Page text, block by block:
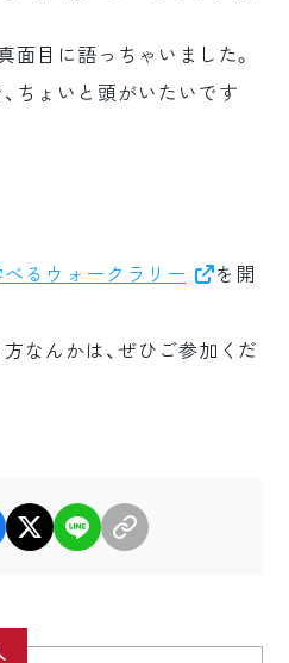
面目に語っちゃいました。
ちょいと頭がいたいです
るウォークラリー
を開
なんかは、ぜひご参加くだ
facebook
X LINE